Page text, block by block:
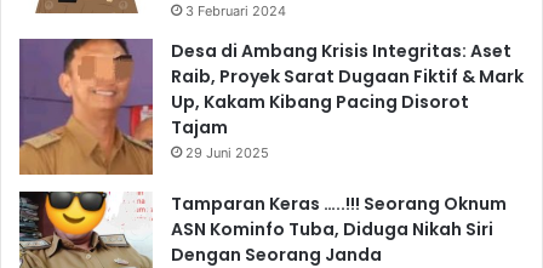
3 Februari 2024
Desa di Ambang Krisis Integritas: Aset
Raib, Proyek Sarat Dugaan Fiktif & Mark
Up, Kakam Kibang Pacing Disorot
Tajam
29 Juni 2025
Tamparan Keras …..!!! Seorang Oknum
ASN Kominfo Tuba, Diduga Nikah Siri
Dengan Seorang Janda